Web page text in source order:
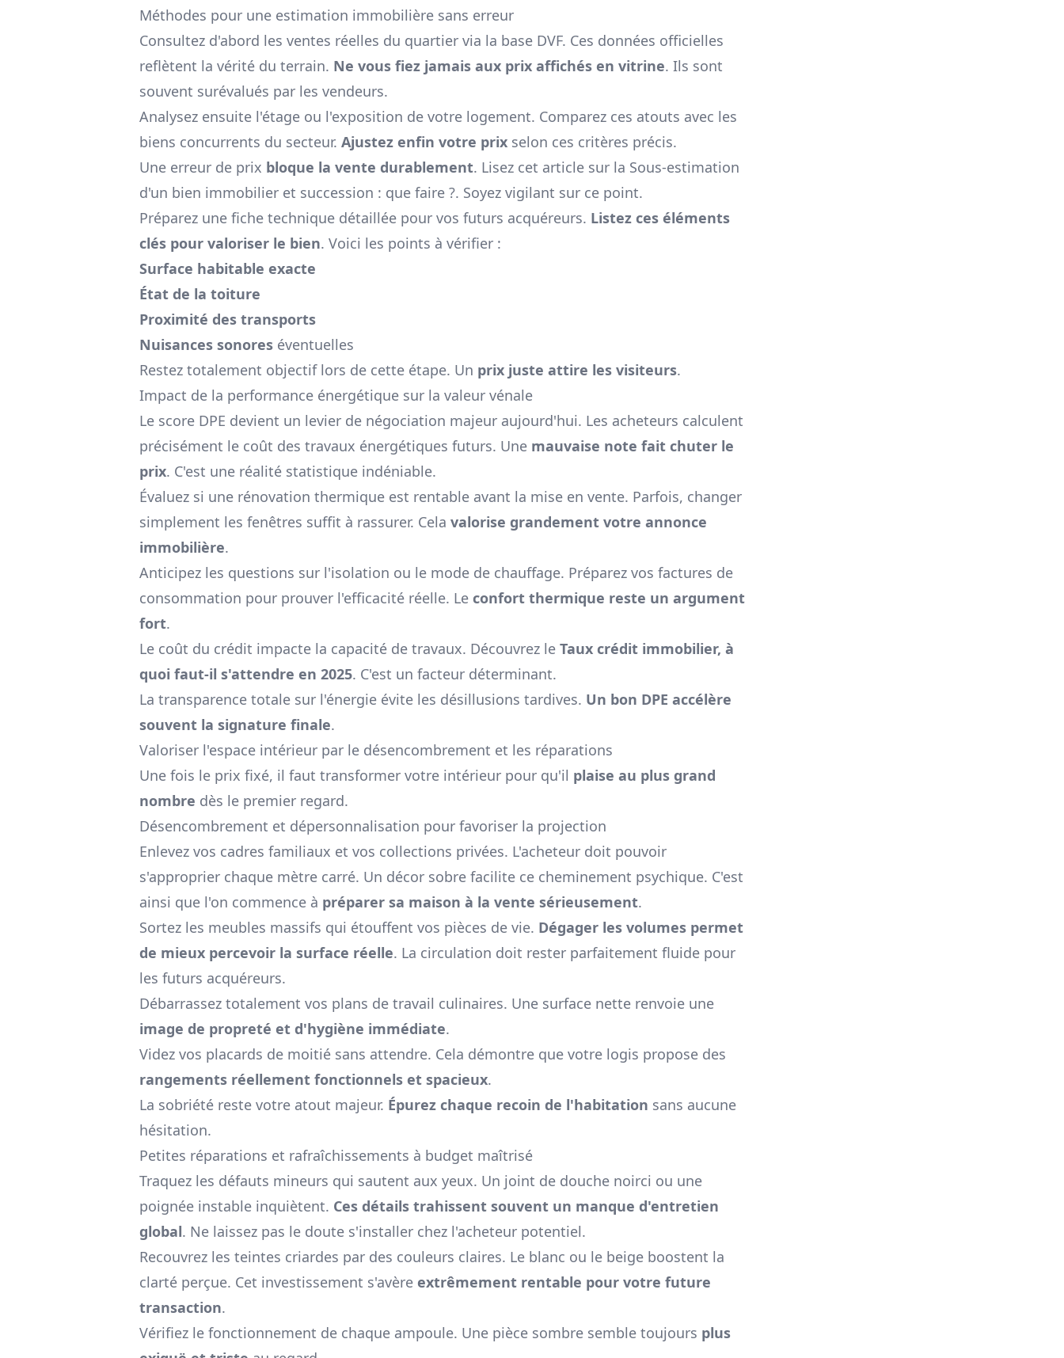
Méthodes pour une estimation immobilière sans erreur
Consultez d'abord les ventes réelles du quartier via la base DVF. Ces données officielles
reflètent la vérité du terrain. Ne vous fiez jamais aux prix affichés en vitrine. Ils sont
souvent surévalués par les vendeurs.
Analysez ensuite l'étage ou l'exposition de votre logement. Comparez ces atouts avec les
biens concurrents du secteur. Ajustez enfin votre prix selon ces critères précis.
Une erreur de prix bloque la vente durablement. Lisez cet article sur la Sous-estimation
d'un bien immobilier et succession : que faire ?. Soyez vigilant sur ce point.
Préparez une fiche technique détaillée pour vos futurs acquéreurs. Listez ces éléments
clés pour valoriser le bien. Voici les points à vérifier :
Surface habitable exacte
État de la toiture
Proximité des transports
Nuisances sonores éventuelles
Restez totalement objectif lors de cette étape. Un prix juste attire les visiteurs.
Impact de la performance énergétique sur la valeur vénale
Le score DPE devient un levier de négociation majeur aujourd'hui. Les acheteurs calculent
précisément le coût des travaux énergétiques futurs. Une mauvaise note fait chuter le
prix. C'est une réalité statistique indéniable.
Évaluez si une rénovation thermique est rentable avant la mise en vente. Parfois, changer
simplement les fenêtres suffit à rassurer. Cela valorise grandement votre annonce
immobilière.
Anticipez les questions sur l'isolation ou le mode de chauffage. Préparez vos factures de
consommation pour prouver l'efficacité réelle. Le confort thermique reste un argument
fort.
Le coût du crédit impacte la capacité de travaux. Découvrez le Taux crédit immobilier, à
quoi faut-il s'attendre en 2025. C'est un facteur déterminant.
La transparence totale sur l'énergie évite les désillusions tardives. Un bon DPE accélère
souvent la signature finale.
Valoriser l'espace intérieur par le désencombrement et les réparations
Une fois le prix fixé, il faut transformer votre intérieur pour qu'il plaise au plus grand
nombre dès le premier regard.
Désencombrement et dépersonnalisation pour favoriser la projection
Enlevez vos cadres familiaux et vos collections privées. L'acheteur doit pouvoir
s'approprier chaque mètre carré. Un décor sobre facilite ce cheminement psychique. C'est
ainsi que l'on commence à préparer sa maison à la vente sérieusement.
Sortez les meubles massifs qui étouffent vos pièces de vie. Dégager les volumes permet
de mieux percevoir la surface réelle. La circulation doit rester parfaitement fluide pour
les futurs acquéreurs.
Débarrassez totalement vos plans de travail culinaires. Une surface nette renvoie une
image de propreté et d'hygiène immédiate.
Videz vos placards de moitié sans attendre. Cela démontre que votre logis propose des
rangements réellement fonctionnels et spacieux.
La sobriété reste votre atout majeur. Épurez chaque recoin de l'habitation sans aucune
hésitation.
Petites réparations et rafraîchissements à budget maîtrisé
Traquez les défauts mineurs qui sautent aux yeux. Un joint de douche noirci ou une
poignée instable inquiètent. Ces détails trahissent souvent un manque d'entretien
global. Ne laissez pas le doute s'installer chez l'acheteur potentiel.
Recouvrez les teintes criardes par des couleurs claires. Le blanc ou le beige boostent la
clarté perçue. Cet investissement s'avère extrêmement rentable pour votre future
transaction.
Vérifiez le fonctionnement de chaque ampoule. Une pièce sombre semble toujours plus